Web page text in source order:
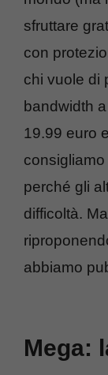
sfruttare
con
chi vuole di
bandwidth
19.99 euro
perché gli
difficoltà.
abbiamo
Mega: